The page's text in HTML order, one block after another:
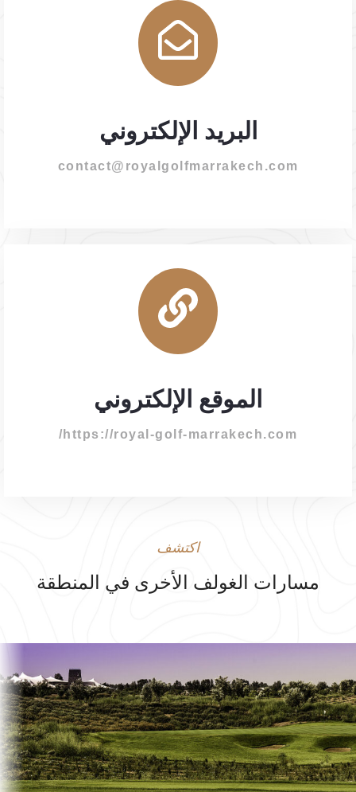
البريد الإلكتروني
contact@royalgolfmarrakech.com
الموقع الإلكتروني
https://royal-golf-marrakech.com/
اكتشف
مسارات الغولف الأخرى في المنطقة